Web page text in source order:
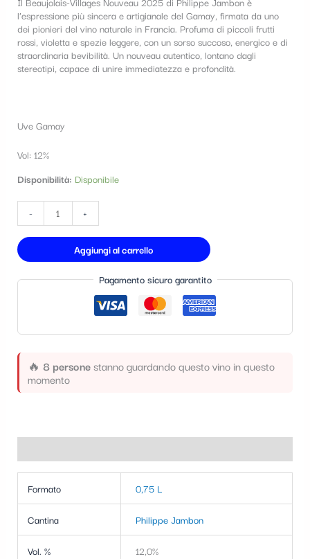
l’espressione più sincera e artigianale del Gamay, firmata da uno
dei pionieri del vino naturale in Francia. Profuma di piccoli frutti
rossi, violetta e spezie leggere, con un sorso succoso, energico e di
straordinaria bevibilità. Un nouveau autentico, lontano dagli
stereotipi, capace di unire immediatezza e profondità.
Uve Gamay
Vol: 12%
Disponibilità: Disponibile
- +
Aggiungi al carrello
Pagamento sicuro garantito
🔥 8 personestanno guardando questo vino in questo
momento
Formato 0,75 L
Cantina Philippe Jambon
Vol. % 12,0%
c
a
t
o